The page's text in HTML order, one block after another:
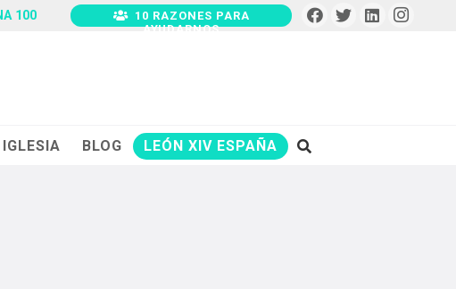
100
10 RAZONES PARA
AYUDARNOS
IGLESIA BLOG LEÓN XIV ESPAÑA